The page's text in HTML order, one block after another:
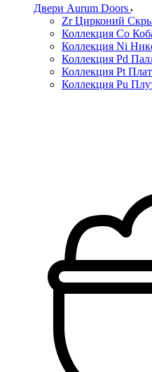
Двери Aurum Doors
Zr Цирконий
Коллекция Co
Коллекция Ni
Коллекция Pd
Коллекция Pt
Коллекция Pu